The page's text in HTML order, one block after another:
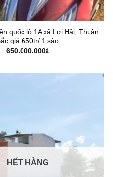
quốc lộ 1A xã Lợi Hải, Thuận
giá 650tr/ 1 sào
650.000.000₫
HẾT HÀNG